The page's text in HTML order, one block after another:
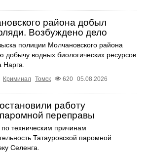
района добыл
Возбуждено дело
полиции Молчановского района
добычу водных биологических ресурсов
Нарга.
Криминал Томск 620 05.08.2026
работу
переправы
по техническим причинам
Татауровской паромной
Селенга.